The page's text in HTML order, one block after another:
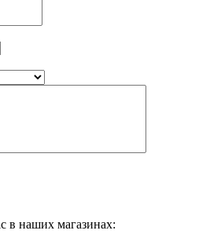
в наших магазинах: